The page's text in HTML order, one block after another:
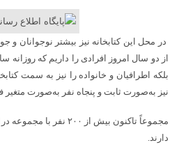
در محل این کتابخانه نیز بیشتر نوجوانان و
از دو سال امروز افرادی را داریم که روزانه
بلکه اطرافیان و خانواده را نیز به سمت
نیز به‌صورت ثابت و پنجاه نفر به‌صورت متغیر
مجموعاً تاکنون بیش از
دارند.